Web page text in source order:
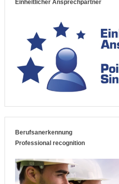
Einheitlicher Ansprechpartner
Berufsanerkennung
Professional recognition